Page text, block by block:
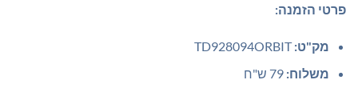
פרטי הזמנה:
מק"ט:TD928094ORBIT
משלוח: